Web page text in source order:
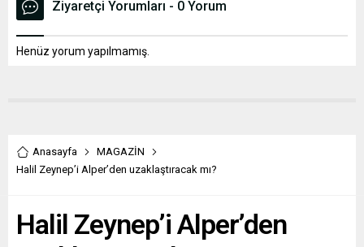
Ziyaretçi Yorumları - 0 Yorum
Henüz yorum yapılmamış.
Anasayfa
MAGAZİN
Halil Zeynep’i Alper’den uzaklaştıracak mı?
Halil Zeynep’i Alper’den